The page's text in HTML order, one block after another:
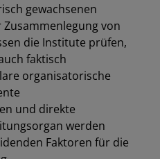
gewachsenen
von
die Institute prüfen,
faktisch
organisatorische
und direkte
werden
Faktoren für die